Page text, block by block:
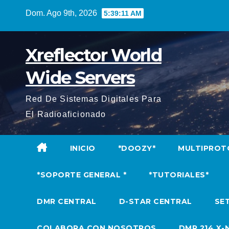
Dom. Ago 9th, 2026 5:39:12 AM
Xreflector World
Wide Servers
Red De Sistemas Digitales Para
El Radioaficionado
INICIO *DOOZY*
*SOPORTE GENERAL * *TUTORIALES*
DMR CENTRAL D-STAR CENTRAL